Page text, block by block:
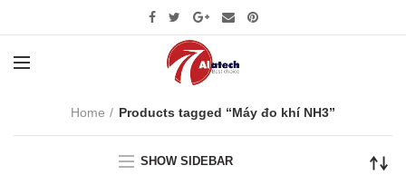
Home Products tagged “Máy đo khí NH3”
SHOW SIDEBAR